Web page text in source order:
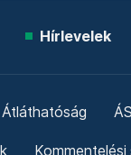
Hírlevelek
Átláthatóság